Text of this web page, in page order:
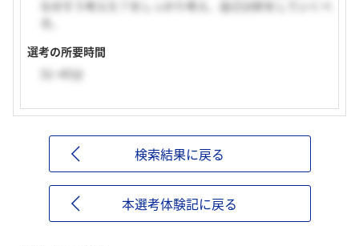
なぜそう考えた？をしっかり考え、自己分析をしていくべ
き。
選考の所要時間
31~45分
検索結果に戻る
本選考体験記に戻る